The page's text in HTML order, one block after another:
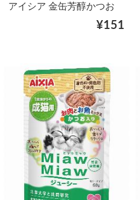
アイシア 金缶芳醇かつお
¥151